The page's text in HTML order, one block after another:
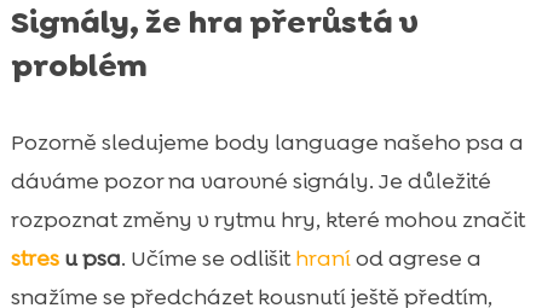
Signály, že hra přerůstá v
problém
Pozorně sledujeme body language našeho psa a
dáváme pozor na varovné signály. Je důležité
rozpoznat změny v rytmu hry, které mohou značit
stresu psa. Učíme se odlišithraníod agrese a
snažíme se předcházet kousnutí ještě předtím,